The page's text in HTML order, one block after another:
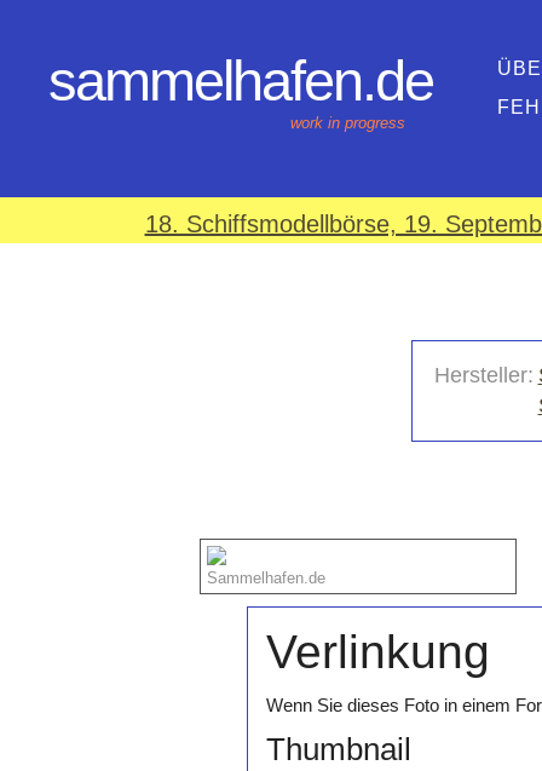
sammelhafen.de
work in progress
18. Schiffsmodellbörse, 19.
Hersteller:
Sammelhafen.de
Verlinkung
Wenn Sie dieses Foto in einem
Thumbnail